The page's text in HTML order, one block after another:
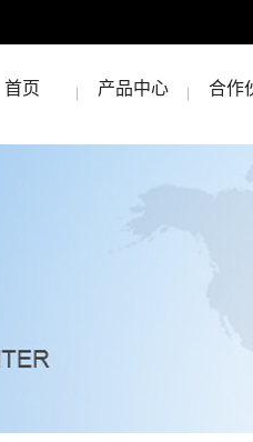
首页 产品中心 合作